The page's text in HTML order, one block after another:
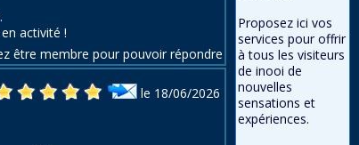
activité !
être membre pour pouvoir répondre
le 18/06/2026
Proposez ici vos
services pour offrir
à tous les visiteurs
de inooi de
nouvelles
sensations et
expériences.